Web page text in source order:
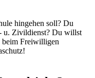
hingehen soll? Du
u. Zivildienst? Du willst
beim Freiwilligen